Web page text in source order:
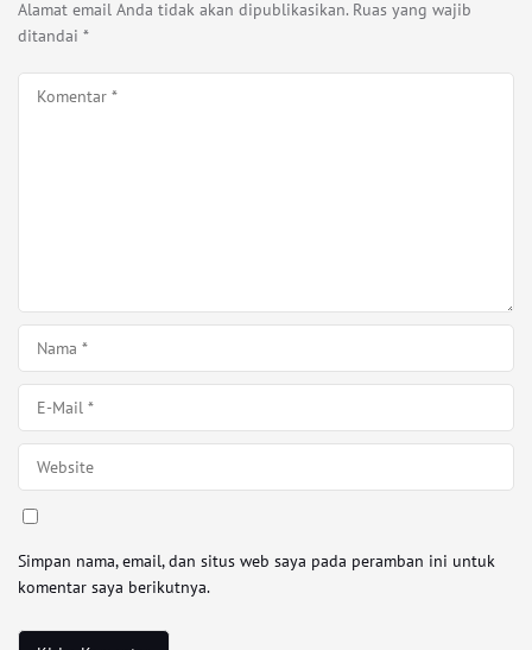
Alamat email Anda tidak akan dipublikasikan. Ruas yang wajib
ditandai *
Simpan nama, email, dan situs web saya pada peramban ini untuk
komentar saya berikutnya.